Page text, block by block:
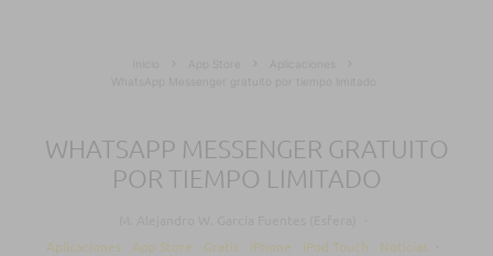
App Store
Aplicaciones
WhatsApp Messenger gratuito por tiempo limitado
WHATSAPP MESSENGER GRATUITO
POR TIEMPO LIMITADO
Aplicaciones
App Store Gratis iPhone iPod Touch Noticias